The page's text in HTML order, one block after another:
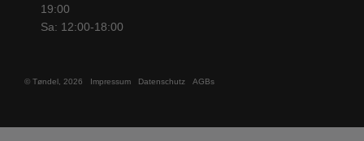
19:00
Sa: 12:00-18:00
© Tøndel, 2026 Impressum Datenschutz AGBs